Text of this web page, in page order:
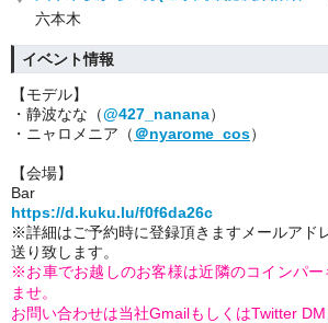
六本木
イベント情報
【モデル】
・静波なな（@427_nanana）
・ニャロメニア（＠nyarome_cos）
【会場】
Bar
https://d.kuku.lu/f0f6da26c
※詳細はご予約時に登録頂きますメールアド
送り致します。
※お車でお越しのお客様は近隣のコインパ
ませ。
お問い合わせは当社GmailもしくはTwitter DM